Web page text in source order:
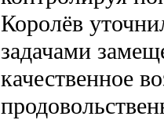
Королёв
задачами
качественное